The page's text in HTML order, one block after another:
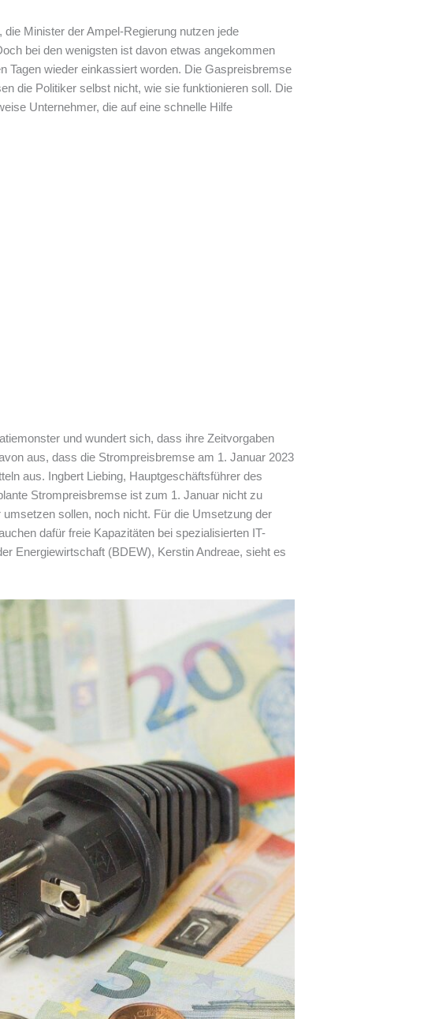
Minister der Ampel-Regierung nutzen jede
bei den wenigsten ist davon etwas angekommen
Tagen wieder einkassiert worden. Die Gaspreisbremse
die Politiker selbst nicht, wie sie funktionieren soll. Die
Unternehmer, die auf eine schnelle Hilfe
und wundert sich, dass ihre Zeitvorgaben
aus, dass die Strompreisbremse am 1. Januar 2023
aus. Ingbert Liebing, Hauptgeschäftsführer des
Strompreisbremse ist zum 1. Januar nicht zu
sollen, noch nicht. Für die Umsetzung der
dafür freie Kapazitäten bei spezialisierten IT-
Energiewirtschaft (BDEW), Kerstin Andreae, sieht es